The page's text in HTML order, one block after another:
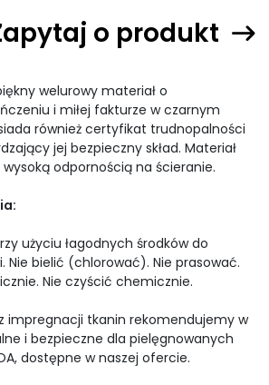
o produkt
welurowy materiał o
i miłej fakturze w czarnym
również certyfikat trudnopalności
jej bezpieczny skład. Materiał
odpornością na ścieranie.
użyciu łagodnych środków do
Nie bielić (chlorować). Nie prasować.
Nie czyścić chemicznie.
impregnacji tkanin rekomendujemy w
i bezpieczne dla pielęgnowanych
dostępne w naszej ofercie.